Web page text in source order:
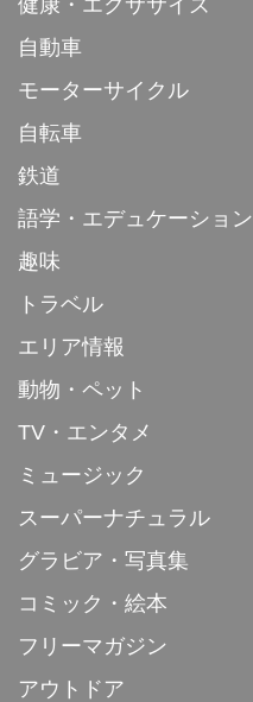
自動車
モーターサイクル
自転車
鉄道
語学・エデュケーション
趣味
トラベル
エリア情報
動物・ペット
TV・エンタメ
ミュージック
スーパーナチュラル
グラビア・写真集
コミック・絵本
フリーマガジン
アウトドア